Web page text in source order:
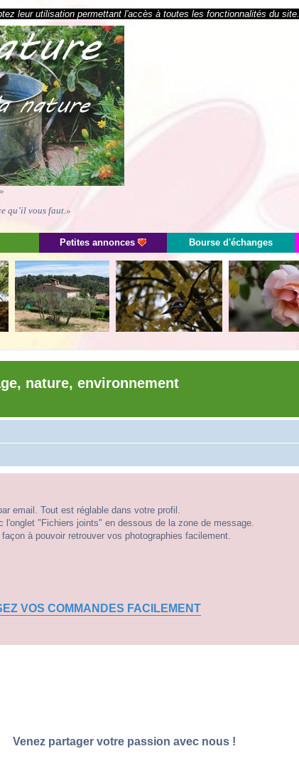
leur utilisation permettant l'accès à toutes les fonctionnalités du site.
qu’il vous faut.»
Petites annonces Bourse d'échanges
nature, environnement
email. Tout est réglable dans votre profil.
"Fichiers joints" en dessous de la zone de message.
façon à pouvoir retrouver vos photographies facilement.
VOS COMMANDES FACILEMENT
Venez partager votre passion avec nous !